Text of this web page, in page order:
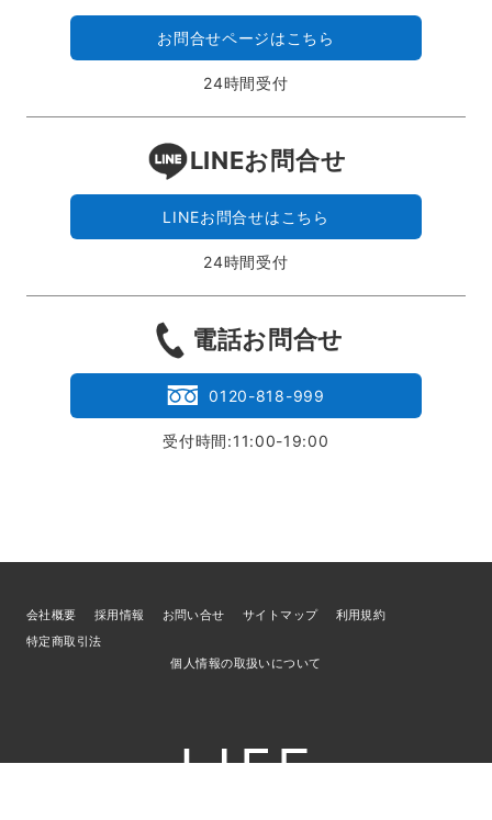
お問合せページはこちら
24時間受付
LINEお問合せ
LINEお問合せはこちら
24時間受付
電話お問合せ
0120-818-999
受付時間:11:00-19:00
会社概要 採用情報 お問い合せ サイトマップ
利用規約
特定商取引法
個人情報の取扱いについて